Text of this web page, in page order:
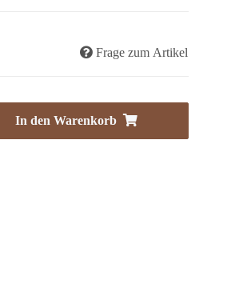
Frage zum Artikel
In den Warenkorb